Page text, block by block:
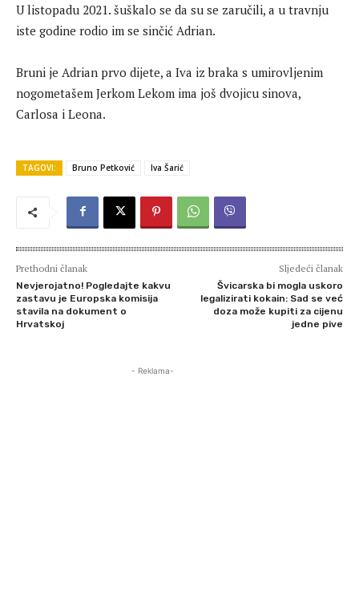
U listopadu 2021. šuškalo se da su se zaručili, a u travnju
iste godine rodio im se sinčić Adrian.
Bruni je Adrian prvo dijete, a Iva iz braka s umirovljenim
nogometašem Jerkom Lekom ima još dvojicu sinova,
Carlosa i Leona.
TAGOVI: Bruno Petković Iva Šarić
Prethodni članak
Nevjerojatno! Pogledajte kakvu
zastavu je Europska komisija
stavila na dokument o
Hrvatskoj
Sljedeći članak
Švicarska bi mogla uskoro
legalizirati kokain: Sad se već
doza može kupiti za cijenu
jedne pive
- Reklama-